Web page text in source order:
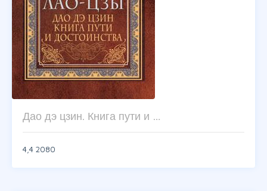
Дао дэ цзин. Книга пути и …
4,4 2080